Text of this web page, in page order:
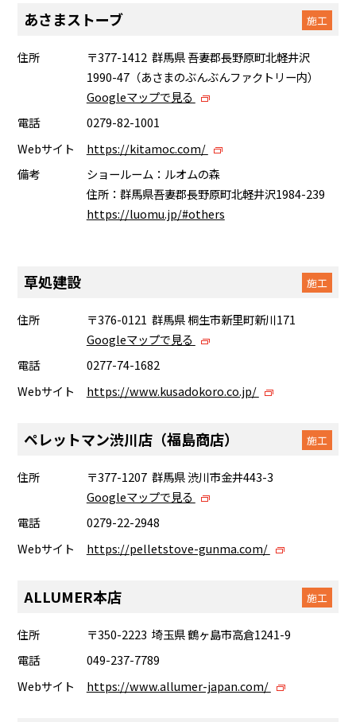
あさまストーブ 施工
住所
〒377-1412 群馬県 吾妻郡長野原町北軽井沢
1990-47（あさまのぶんぶんファクトリー内）
Googleマップで見る
電話
0279-82-1001
Webサイト
https://kitamoc.com/
備考
ショールーム：ルオムの森
住所：群馬県吾妻郡長野原町北軽井沢1984-239
https://luomu.jp/#others
草処建設 施工
住所
〒376-0121 群馬県 桐生市新里町新川171
Googleマップで見る
電話
0277-74-1682
Webサイト
https://www.kusadokoro.co.jp/
ペレットマン渋川店（福島商店） 施工
住所
〒377-1207 群馬県 渋川市金井443-3
Googleマップで見る
電話
0279-22-2948
Webサイト
https://pelletstove-gunma.com/
ALLUMER本店 施工
住所
〒350-2223 埼玉県 鶴ヶ島市高倉1241-9
電話
049-237-7789
Webサイト
https://www.allumer-japan.com/